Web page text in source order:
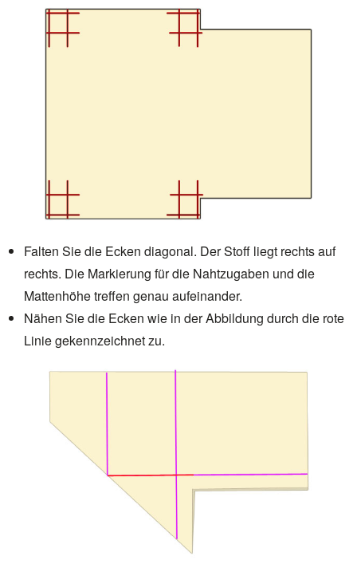
Falten Sie die Ecken diagonal. Der Stoff liegt rechts auf
rechts. Die Markierung für die Nahtzugaben und die
Mattenhöhe treffen genau aufeinander.
Nähen Sie die Ecken wie in der Abbildung durch die rote
Linie gekennzeichnet zu.